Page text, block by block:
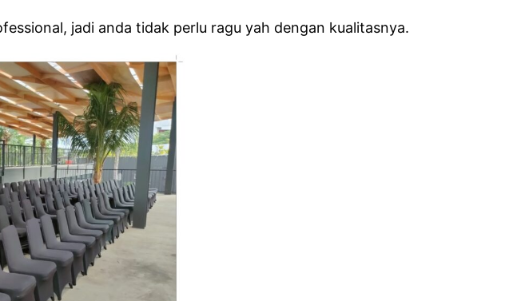
jadi anda tidak perlu ragu yah dengan kualitasnya.